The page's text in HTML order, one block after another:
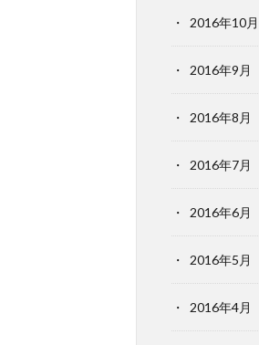
2016年10月
2016年9月
2016年8月
2016年7月
2016年6月
2016年5月
2016年4月